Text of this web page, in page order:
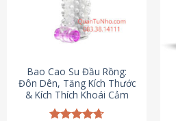
tùy
chọn
có
chọn
trên
trang
Bao Cao Su Đầu Rồng:
Đôn Dên, Tăng Kích Thước
& Kích Thích Khoái Cảm